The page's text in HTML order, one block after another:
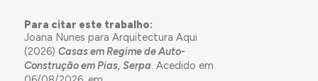
Para citar este trabalho:
Joana Nunes para Arquitectura Aqui
(2026) Casas em Regime de Auto-
Construção em Pias, Serpa. Acedido em